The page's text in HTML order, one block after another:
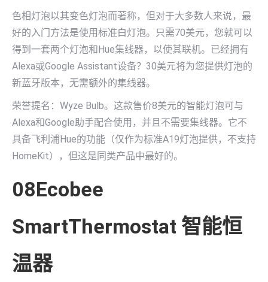
色相灯泡以其变色灯泡而著称，但对于大多数人来说，最
好的入门方法是使用标准白灯泡。只需70美元，您就可以
得到一套两个灯泡和Hue集线器，以使其联机。已经拥有
Alexa或Google Assistant设备？30美元将为您提供灯泡的
新蓝牙版本，无需额外的集线器。
荣誉提名：Wyze Bulb。这款售价8美元的智能灯泡可与
Alexa和Google助手配合使用，并且不需要集线器。它不
具备飞利浦Hue的功能（仅作为标准A19灯泡提供，不支持
HomeKit），但这是同类产品中最好的。
08Ecobee
SmartThermostat 智能恒
温器